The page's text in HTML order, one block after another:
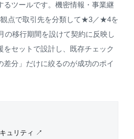
るツールです。機密情報・事業継
点で取引先を分類して★3／★4を
の移行期間を設けて契約に反映し
をセットで設計し、既存チェック
差分」だけに絞るのが成功のポイ
ュリティ ↗